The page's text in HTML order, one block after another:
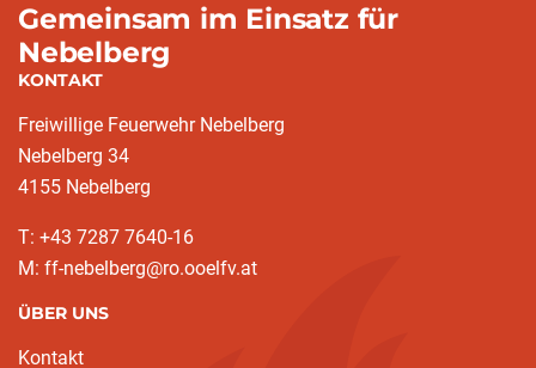
Gemeinsam im Einsatz für
Nebelberg
KONTAKT
Freiwillige Feuerwehr Nebelberg
Nebelberg 34
4155 Nebelberg
T: +43 7287 7640-16
M: ff-nebelberg@ro.ooelfv.at
ÜBER UNS
Kontakt